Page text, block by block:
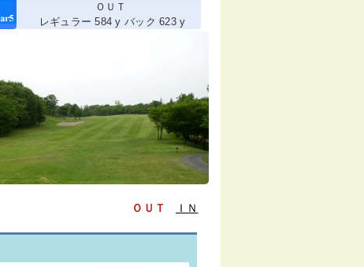
ＯＵＴ
レギュラー 584 y バック 623 y
ＯＵＴ ＩＮ